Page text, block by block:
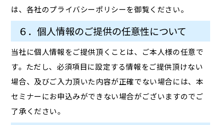
は、各社のプライバシーポリシーを御覧ください。
６．個人情報のご提供の任意性について
当社に個人情報をご提供頂くことは、ご本人様の任意で
す。ただし、必須項目に設定する情報をご提供頂けない
場合、及びご入力頂いた内容が正確でない場合には、本
セミナーにお申込みができない場合がございますのでご
了承ください。